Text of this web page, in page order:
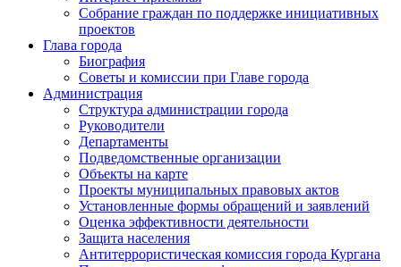
Собрание граждан по поддержке инициативных
проектов
Глава города
Биография
Советы и комиссии при Главе города
Администрация
Структура администрации города
Руководители
Департаменты
Подведомственные организации
Объекты на карте
Проекты муниципальных правовых актов
Установленные формы обращений и заявлений
Оценка эффективности деятельности
Защита населения
Антитеррористическая комиссия города Кургана